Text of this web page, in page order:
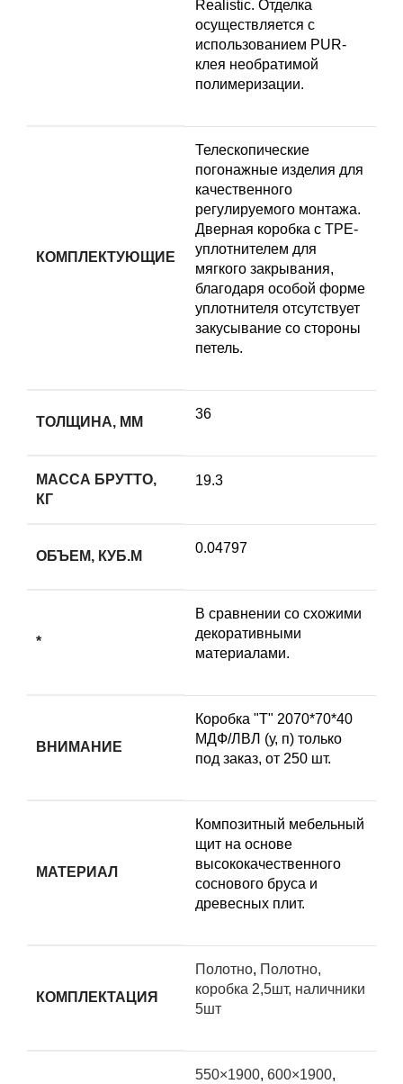
Realistic. Отделка
осуществляется с
использованием PUR-
клея необратимой
полимеризации.
КОМПЛЕКТУЮЩИЕ
Телескопические
погонажные изделия для
качественного
регулируемого монтажа.
Дверная коробка с TPE-
уплотнителем для
мягкого закрывания,
благодаря особой форме
уплотнителя отсутствует
закусывание со стороны
петель.
ТОЛЩИНА, ММ
36
МАССА БРУТТО,
КГ
19.3
ОБЪЕМ, КУБ.М
0.04797
*
В сравнении со схожими
декоративными
материалами.
ВНИМАНИЕ
Коробка "Т" 2070*70*40
МДФ/ЛВЛ (у, п) только
под заказ, от 250 шт.
МАТЕРИАЛ
Композитный мебельный
щит на основе
высококачественного
соснового бруса и
древесных плит.
КОМПЛЕКТАЦИЯ
Полотно, Полотно,
коробка 2,5шт, наличники
5шт
550×1900, 600×1900,